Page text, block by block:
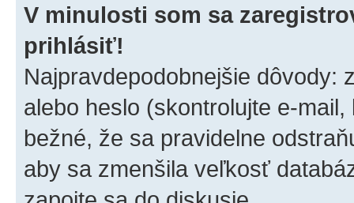
V minulosti som sa
prihlásiť!
Najpravdepodobnejšie dôvody:
alebo heslo (skontrolujte e-
bežné, že sa pravidelne
aby sa zmenšila veľkosť